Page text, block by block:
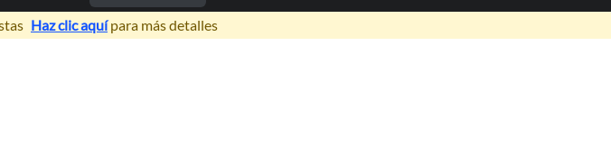
Haz clic aquípara más detalles